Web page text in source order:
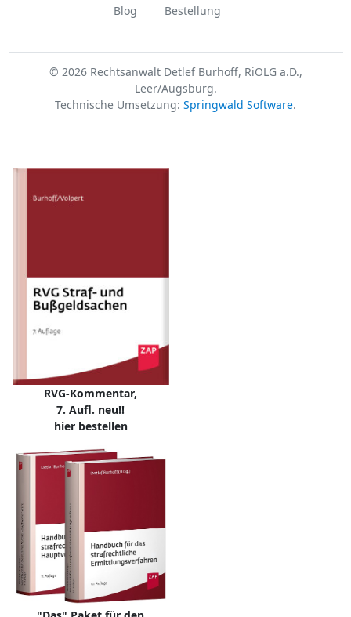
Blog Bestellung
© 2026 Rechtsanwalt Detlef Burhoff, RiOLG a.D.,
Leer/Augsburg.
Technische Umsetzung: Springwald Software.
RVG-Kommentar,
7. Aufl. neu!!
hier bestellen